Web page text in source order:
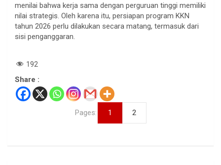
menilai bahwa kerja sama dengan perguruan tinggi memiliki
nilai strategis. Oleh karena itu, persiapan program KKN
tahun 2026 perlu dilakukan secara matang, termasuk dari
sisi penganggaran.
192
Share :
Pages: 1 2